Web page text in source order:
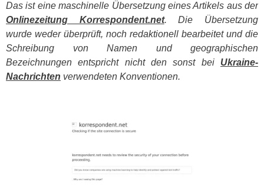
Das ist eine maschinelle Übersetzung eines Artikels aus der
Onlinezeitung Korrespondent.net. Die Übersetzung
wurde weder überprüft, noch redaktionell bearbeitet und die
Schreibung von Namen und geographischen
Bezeichnungen entspricht nicht den sonst bei Ukraine-
Nachrichten verwendeten Konventionen.